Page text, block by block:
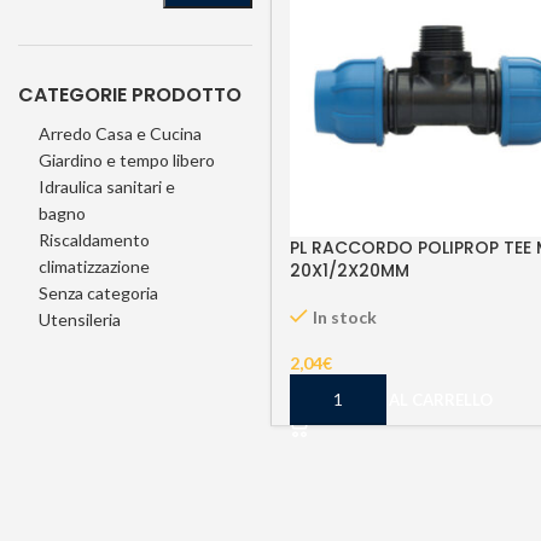
CATEGORIE PRODOTTO
Arredo Casa e Cucina
Giardino e tempo libero
Idraulica sanitari e
bagno
Riscaldamento
climatizzazione
Senza categoria
Utensileria
PL RACCORDO POLIPROP TEE
20X1/2X20MM
In stock
2,04€
AGGIUNGI AL CARRELLO